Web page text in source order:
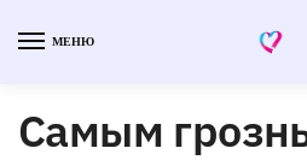
МЕНЮ
Самым